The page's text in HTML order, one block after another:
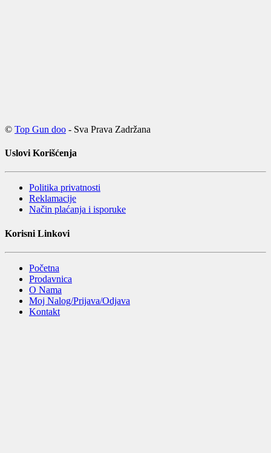
© Top Gun doo - Sva Prava Zadržana
Uslovi Korišćenja
Politika privatnosti
Reklamacije
Način plaćanja i isporuke
Korisni Linkovi
Početna
Prodavnica
O Nama
Moj Nalog/Prijava/Odjava
Kontakt